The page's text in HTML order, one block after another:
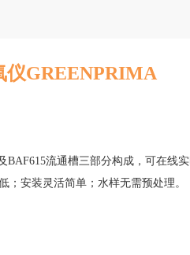
仪GREENPRIMA
流通槽三部分构成，可在线实
安装灵活简单；水样无需预处理。